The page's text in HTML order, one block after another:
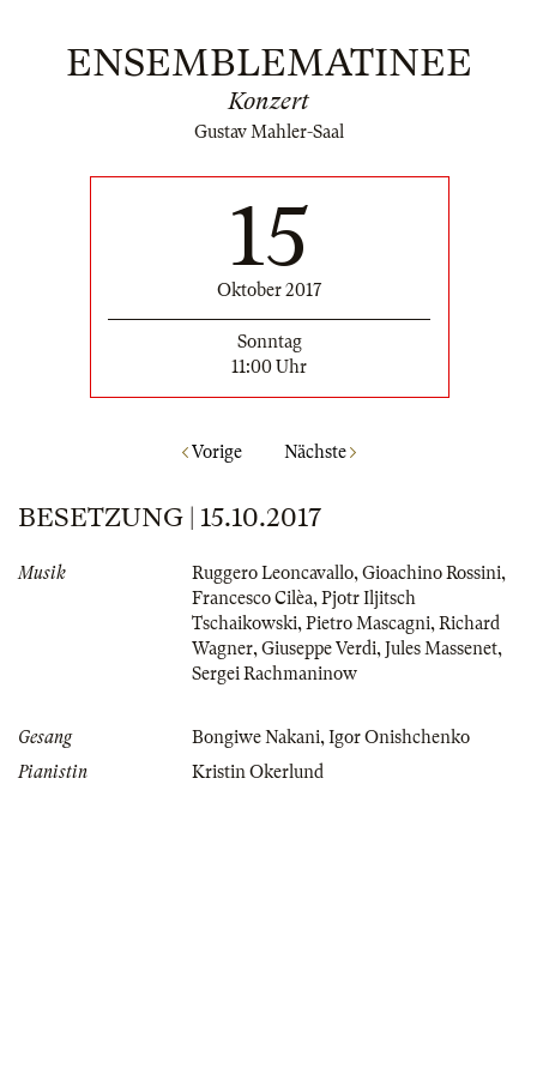
ENSEMBLEMATINEE
Konzert
Gustav Mahler-Saal
15
Oktober 2017
Sonntag
11:00 Uhr
Vorige Nächste
BESETZUNG | 15.10.2017
Musik Ruggero Leoncavallo,Gioachino Rossini,
Francesco Cilèa,Pjotr Iljitsch
Tschaikowski,Pietro Mascagni,Richard
Wagner,Giuseppe Verdi,Jules Massenet,
Sergei Rachmaninow
Gesang Bongiwe Nakani,Igor Onishchenko
Pianistin
Kristin Okerlund